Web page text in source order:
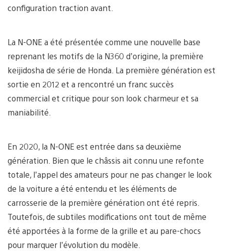
configuration traction avant.
La N-ONE a été présentée comme une nouvelle base
reprenant les motifs de la N360 d’origine, la première
keijidosha de série de Honda. La première génération est
sortie en 2012 et a rencontré un franc succès
commercial et critique pour son look charmeur et sa
maniabilité.
En 2020, la N-ONE est entrée dans sa deuxième
génération. Bien que le châssis ait connu une refonte
totale, l’appel des amateurs pour ne pas changer le look
de la voiture a été entendu et les éléments de
carrosserie de la première génération ont été repris.
Toutefois, de subtiles modifications ont tout de même
été apportées à la forme de la grille et au pare-chocs
pour marquer l’évolution du modèle.